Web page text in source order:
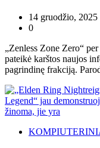
14 gruodžio, 2025
0
„Zenless Zone Zero“
pateikė karštos naujos
pagrindinę frakciją.